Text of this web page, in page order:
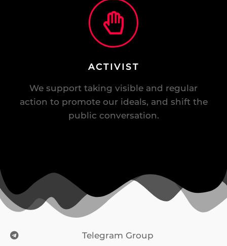
ACTIVIST
We support taking visible and regular